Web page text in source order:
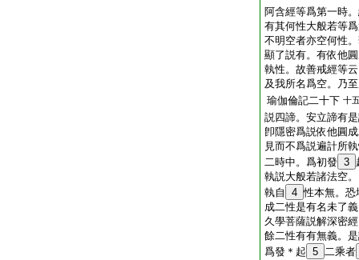
阿含經等爲第一時
有其何性大般若等
不明空者亦空何性
顯了説有。有依他
執性。故善戒經等
及我所名爲空。乃
瑜伽倫記二十下 十
説四諦。安立諦有
卽隱密爲説依他圓
見而不爲説遍計所
二時中。爲初發 3
執説大般若諸法空
執自
4 性本無。恐
成二性是有名未了
久學菩薩説解深密
餘二性有有無義。
爲發＊起 5 二乘者